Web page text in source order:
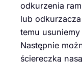
odkurzenia
lub
temu
Następnie
ściereczką